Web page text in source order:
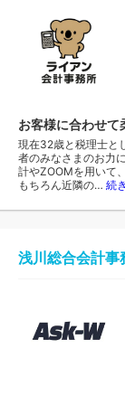
お客様に合わせて
現在32歳と税理士と
者のみなさまのお力
計やZOOMを用いて
もちろん近隣の… 続
浅川総合会計事